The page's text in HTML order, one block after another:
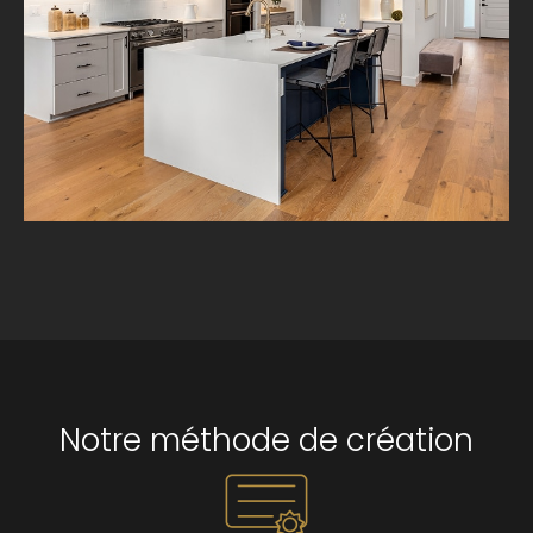
Notre méthode de création